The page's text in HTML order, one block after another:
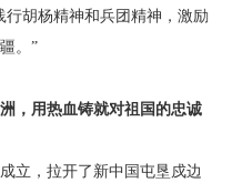
胡杨精神和兵团精神，激励
。”
，用热血铸就对祖国的忠诚
，拉开了新中国屯垦戍边